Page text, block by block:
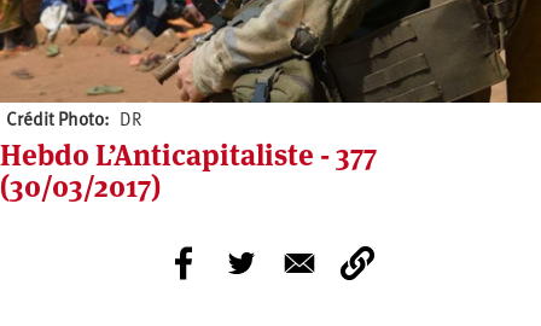
Crédit Photo DR
Hebdo L’Anticapitaliste - 377
(30/03/2017)